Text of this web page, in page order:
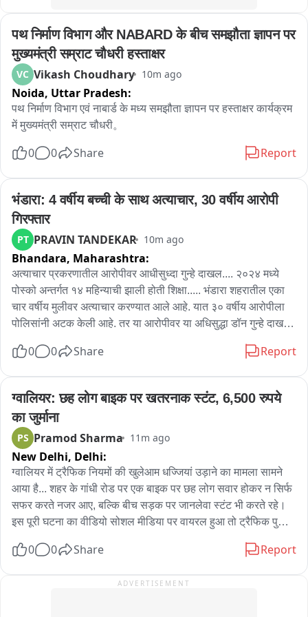
विद्यालय भवन की मरम्मत और नए भवन निर्माण के लिए कई बार शिक्षा
विभाग, जनप्रतिनिधियों और बीआरसी कार्यालय भरनो को लिखित आवेदन
पथ निर्माण विभाग और NABARD के बीच समझौता ज्ञापन पर
मुख्यमंत्री सम्राट चौधरी हस्ताक्षर
VC Vikash Choudhary 10m ago
Noida, Uttar Pradesh:
पथ निर्माण विभाग एवं नाबार्ड के मध्य समझौता ज्ञापन पर हस्ताक्षर कार्यक्रम
में मुख्यमंत्री सम्राट चौधरी。
0 0 Share Report
भंडारा: 4 वर्षीय बच्ची के साथ अत्याचार, 30 वर्षीय आरोपी
गिरफ्तार
PT PRAVIN TANDEKAR 10m ago
Bhandara, Maharashtra:
अत्याचार प्रकरणातील आरोपीवर आधीसुध्दा गुन्हे दाखल.... २०२४ मध्ये
पोस्को अन्तर्गत १४ महिन्याची झाली होती शिक्षा..... भंडारा शहरातील एका
चार वर्षीय मुलीवर अत्याचार करण्यात आले आहे. यात ३० वर्षीय आरोपीला
पोलिसांनी अटक केली आहे. तर या आरोपीवर या अधिसुद्धा डॉन गुन्हे दाखल
माहितीची शिक्षा सुद्धा झाली आहे. २०२२, २०२४ मध्ये हे गुन्हे दाखल आहेत...
न्यायालयात खटला चालविला जाईल अशी माहिती पोलिसांनी दिली आहे.
0 0 Share Report
ग्वालियर: छह लोग बाइक पर खतरनाक स्टंट, 6,500 रुपये
का जुर्माना
PS Pramod Sharma 11m ago
New Delhi, Delhi:
ग्वालियर में ट्रैफिक नियमों की खुलेआम धज्जियां उड़ाने का मामला सामने
आया है... शहर के गांधी रोड पर एक बाइक पर छह लोग सवार होकर न सिर्फ
सफर करते नजर आए, बल्कि बीच सड़क पर जानलेवा स्टंट भी करते रहे।
इस पूरी घटना का वीडियो सोशल मीडिया पर वायरल हुआ तो ट्रैफिक पुलिस
और कार्रवाई करते हुए 6,500 रुपये का चालान वसूला। साथ ही भविष्य में
एक बाइक पर छह लोग सवार होकर ट्रैफिक नियमों को ताक पर रखते हुए
0 0 Share Report
ADVERTISEMENT